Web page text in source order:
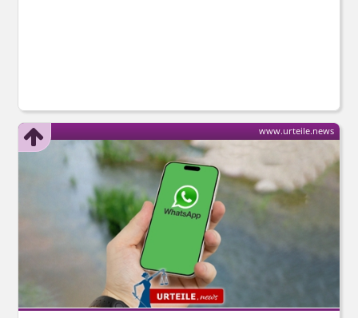
www.urteile.news